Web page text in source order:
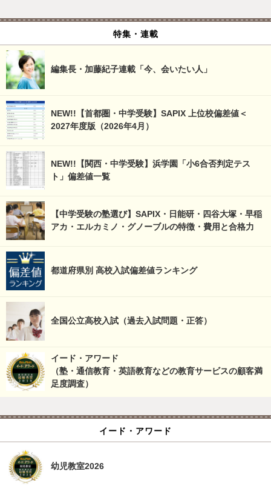
特集・連載
編集長・加藤紀子連載「今、会いたい人」
NEW!!【首都圏・中学受験】SAPIX 上位校偏差値＜
2027年度版（2026年4月）
NEW!!【関西・中学受験】浜学園「小6合否判定テス
ト」偏差値一覧
【中学受験の塾選び】SAPIX・日能研・四谷大塚・早稲
アカ・エルカミノ・グノーブルの特徴・費用と合格力
都道府県別 高校入試偏差値ランキング
全国公立高校入試（過去入試問題・正答）
イード・アワード
（塾・通信教育・英語教育などの教育サービスの顧客満
足度調査）
イード・アワード
幼児教室2026